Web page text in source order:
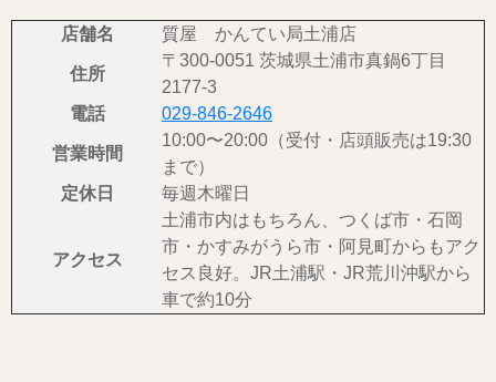
店舗名 質屋 かんてい局土浦店
住所
〒300-0051 茨城県土浦市真鍋6丁目
2177-3
電話
029-846-2646
営業時間
10:00〜20:00（受付・店頭販売は19:30
まで）
定休日
毎週木曜日
アクセス
土浦市内はもちろん、つくば市・石岡
市・かすみがうら市・阿見町からもアク
セス良好。JR土浦駅・JR荒川沖駅から
車で約10分